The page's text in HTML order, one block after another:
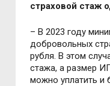
страховой стаж
– В 2023 году
добровольных
рубля. В этом
стажа, а размер
можно уплатить и